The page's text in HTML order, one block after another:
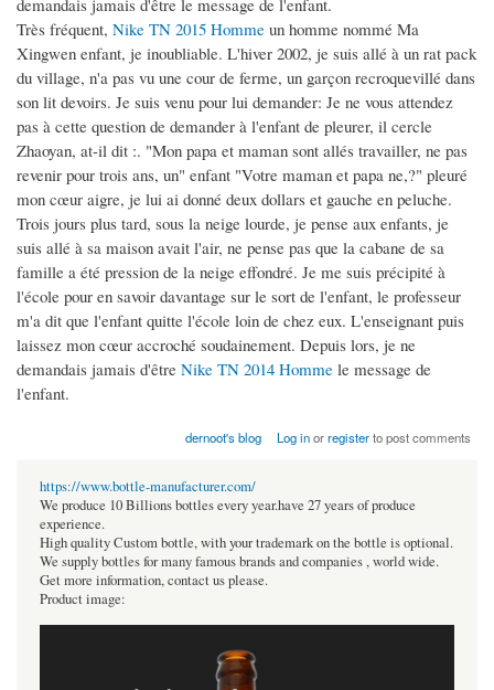
demandais jamais d'être le message de l'enfant.
Très fréquent, Nike TN 2015 Homme un homme nommé Ma
Xingwen enfant, je inoubliable. L'hiver 2002, je suis allé à un rat pack
du village, n'a pas vu une cour de ferme, un garçon recroquevillé dans
son lit devoirs. Je suis venu pour lui demander: Je ne vous attendez
pas à cette question de demander à l'enfant de pleurer, il cercle
Zhaoyan, at-il dit :. "Mon papa et maman sont allés travailler, ne pas
revenir pour trois ans, un" enfant "Votre maman et papa ne,?" pleuré
mon cœur aigre, je lui ai donné deux dollars et gauche en peluche.
Trois jours plus tard, sous la neige lourde, je pense aux enfants, je
suis allé à sa maison avait l'air, ne pense pas que la cabane de sa
famille a été pression de la neige effondré. Je me suis précipité à
l'école pour en savoir davantage sur le sort de l'enfant, le professeur
m'a dit que l'enfant quitte l'école loin de chez eux. L'enseignant puis
laissez mon cœur accroché soudainement. Depuis lors, je ne
demandais jamais d'être Nike TN 2014 Homme le message de
l'enfant.
dernoot's blog Log inorregisterto post comments
https://www.bottle-manufacturer.com/
We produce 10 Billions bottles every year.have 27 years of produce
experience.
High quality Custom bottle, with your trademark on the bottle is optional.
We supply bottles for many famous brands and companies , world wide.
Get more information, contact us please.
Product image: